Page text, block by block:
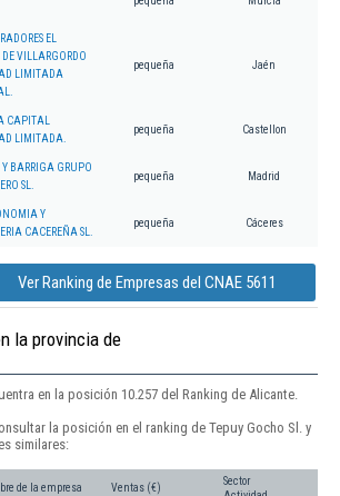
EL
DE VILLARGORDO
LIMITADA
pequeña Jaén
CAPITAL
LIMITADA.
pequeña Castellon
Y BARRIGA GRUPO
SL.
pequeña Madrid
Y
CACEREÑA SL.
pequeña Cáceres
Ver Ranking de Empresas del CNAE 5611
la provincia de
en la posición 10.257 del Ranking de Alicante.
la posición en el ranking de Tepuy Gocho Sl. y
similares:
de la empresa Ventas (€)
Sector